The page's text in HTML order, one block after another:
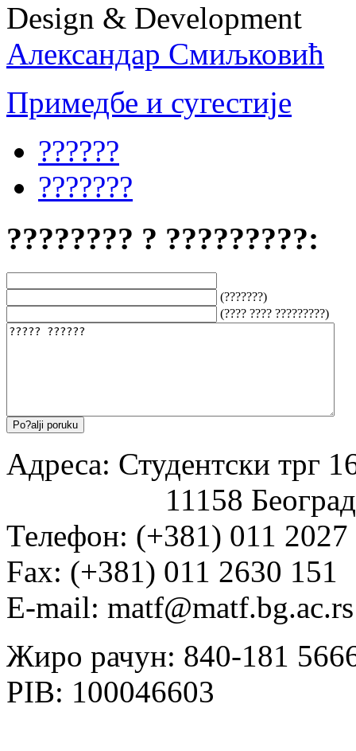
Design & Development
Александар Смиљковић
Примедбе и сугестије
??????
???????
???????? ? ?????????:
(???????)
(???? ???? ?????????)
Адреса: Студентски трг
11158 Београд
Телефон: (+381) 011 2027
Fаx: (+381) 011 2630 151
E-mail: matf@matf.bg.ac.rs
Жиро рачун: 840-181
PIB: 100046603